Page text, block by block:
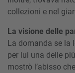
collezioni e nel
La visione delle
La domanda se la
per lui una delle
mostrò l’abisso